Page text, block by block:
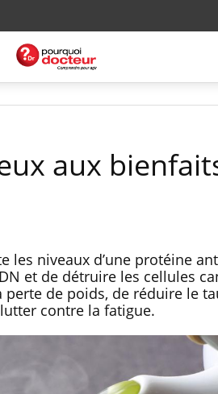
aux
les niveaux d’une protéine
et de détruire les cellules
de poids, de réduire le
contre la fatigue.